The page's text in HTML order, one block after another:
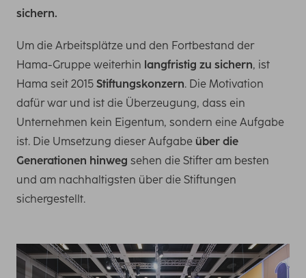
sichern.
Um die Arbeitsplätze und den Fortbestand der
Hama-Gruppe weiterhin langfristig zu sichern, ist
Hama seit 2015 Stiftungskonzern. Die Motivation
dafür war und ist die Überzeugung, dass ein
Unternehmen kein Eigentum, sondern eine Aufgabe
ist. Die Umsetzung dieser Aufgabe über die
Generationen hinweg sehen die Stifter am besten
und am nachhaltigsten über die Stiftungen
sichergestellt.